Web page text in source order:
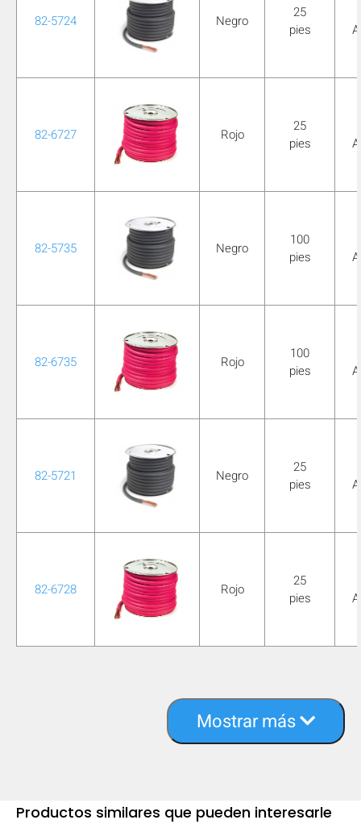
82-5724 Negro
25
pies
82-6727 Rojo
25
pies
82-5735 Negro
100
pies
82-6735 Rojo
100
pies
82-5721 Negro
25
pies
82-6728 Rojo
25
pies
Mostrar más
Productos similares que pueden interesarle